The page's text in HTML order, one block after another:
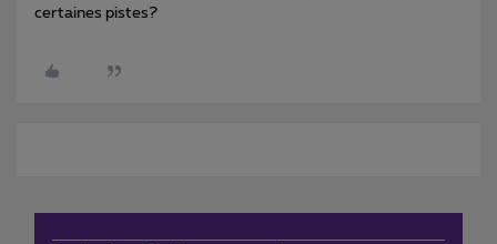
certaines pistes?